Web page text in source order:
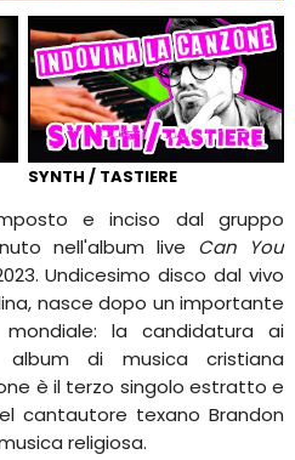
SYNTH / TASTIERE
e inciso dal gruppo
nell'album live Can You
Undicesimo disco dal vivo
nasce dopo un importante
la candidatura ai
album di musica cristiana
è il terzo singolo estratto e
cantautore texano Brandon
religiosa.